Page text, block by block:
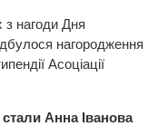
з нагоди Дня
нагородження
Асоціації
Анна Іванова